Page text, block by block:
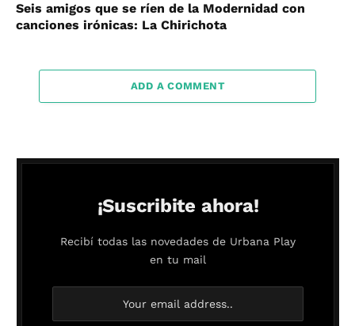
Seis amigos que se ríen de la Modernidad con
canciones irónicas: La Chirichota
ADD A COMMENT
¡Suscribite ahora!
Recibí todas las novedades de Urbana Play
en tu mail